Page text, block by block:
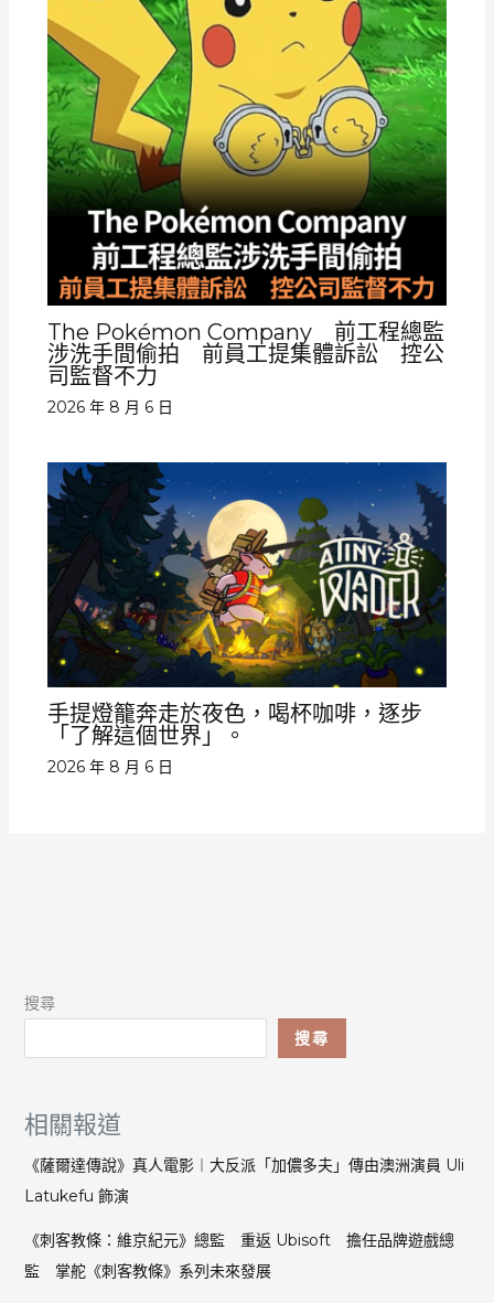
The Pokémon Company 前工程總監
涉洗手間偷拍 前員工提集體訴訟 控公
司監督不力
2026 年 8 月 6 日
手提燈籠奔走於夜色，喝杯咖啡，逐步
「了解這個世界」。
2026 年 8 月 6 日
搜尋
搜尋
相關報道
《薩爾達傳說》真人電影︱大反派「加儂多夫」傳由澳洲演員 Uli
Latukefu 飾演
《刺客教條：維京紀元》總監 重返 Ubisoft 擔任品牌遊戲總
監 掌舵《刺客教條》系列未來發展